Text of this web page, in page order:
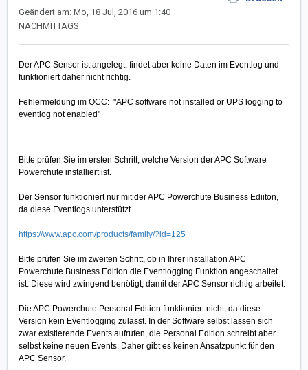
Geändert am: Mo, 18 Jul, 2016 um 1:40
NACHMITTAGS
Der APC Sensor ist angelegt, findet aber keine Daten im Eventlog und
funktioniert daher nicht richtig.
Fehlermeldung im OCC: "APC software not installed or UPS logging to
eventlog not enabled"
Bitte prüfen Sie im ersten Schritt, welche Version der APC Software
Powerchute installiert ist.
Der Sensor funktioniert nur mit der APC Powerchute Business Ediiton,
da diese Eventlogs unterstützt.
https://www.apc.com/products/family/?id=125
Bitte prüfen Sie im zweiten Schritt, ob in Ihrer installation APC
Powerchute Business Edition die Eventlogging Funktion angeschaltet
ist. Diese wird zwingend benötigt, damit der APC Sensor richtig arbeitet.
Die APC Powerchute Personal Edition funktioniert nicht, da diese
Version kein Eventlogging zulässt. In der Software selbst lassen sich
zwar existierende Events aufrufen, die Personal Edition schreibt aber
selbst keine neuen Events. Daher gibt es keinen Ansatzpunkt für den
APC Sensor.